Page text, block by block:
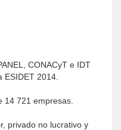
CONACyT e IDT
2014.
14 721 empresas.
privado no lucrativo y